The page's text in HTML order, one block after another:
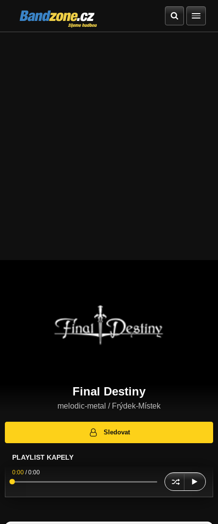
Bandzone.cz
žijeme hudbou
Final Destiny
melodic-metal / Frýdek-Místek
Sledovat
PLAYLIST KAPELY
0:00 /0:00